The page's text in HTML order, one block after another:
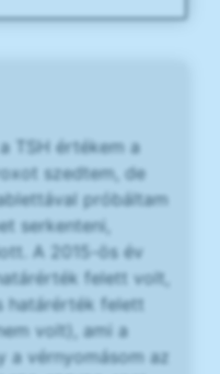
TSH értékem a
szedtem, de
próbáltam
serkenteni,
A 2015-ös év
felett volt,
határérték felett
volt), ami a
a vérnyomásom az